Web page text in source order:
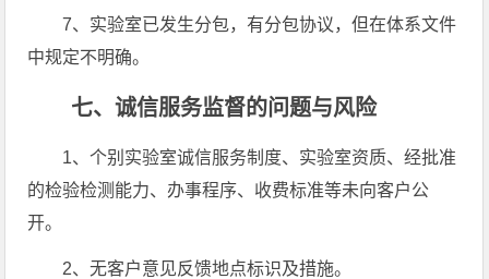
7、实验室已发生分包，有分包协议，但在体系文件
中规定不明确。
七、诚信服务监督的问题与风险
1、个别实验室诚信服务制度、实验室资质、经批准
的检验检测能力、办事程序、收费标准等未向客户公
开。
2、无客户意见反馈地点标识及措施。